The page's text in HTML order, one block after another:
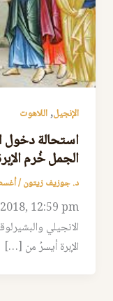
الإنجيل,اللاهوت
استحالة دخول
الجمل خُرم
د. جوزيف زيتون/أغسطس
الإبرة أيسرُ من […]